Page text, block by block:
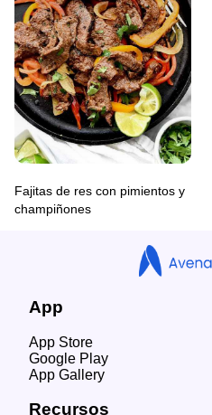
Fajitas de res con pimientos y
champiñones
App
App Store
Google Play
App Gallery
Recursos